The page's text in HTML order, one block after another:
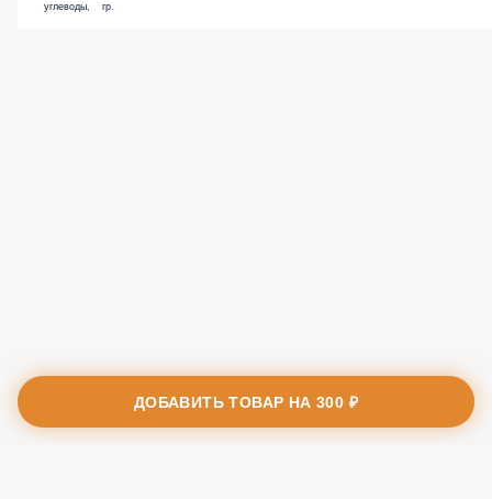
углеводы, гр.
ДОБАВИТЬ ТОВАР НА300 ₽